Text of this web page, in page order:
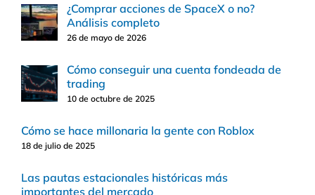
¿Comprar acciones de SpaceX o no?
Análisis completo
26 de mayo de 2026
Cómo conseguir una cuenta fondeada de
trading
10 de octubre de 2025
Cómo se hace millonaria la gente con Roblox
18 de julio de 2025
Las pautas estacionales históricas más
importantes del mercado